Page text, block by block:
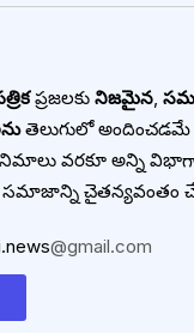
ప్రజలకు నిజమైన,
తెలుగులో అందించడమే
వరకూ అన్ని
చైతన్యవంతం
@gmail.com